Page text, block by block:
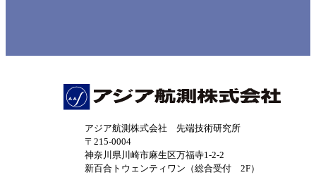
アジア航測株式会社 先端技術研究所
〒215-0004
神奈川県川崎市麻生区万福寺1-2-2
新百合トウェンティワン（総合受付 2F）